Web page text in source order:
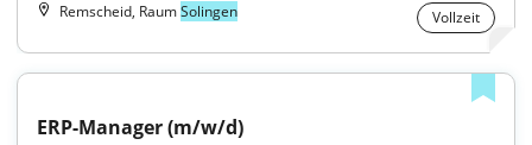
Remscheid, RaumSolingen Vollzeit
ERP-Manager (m/w/d)